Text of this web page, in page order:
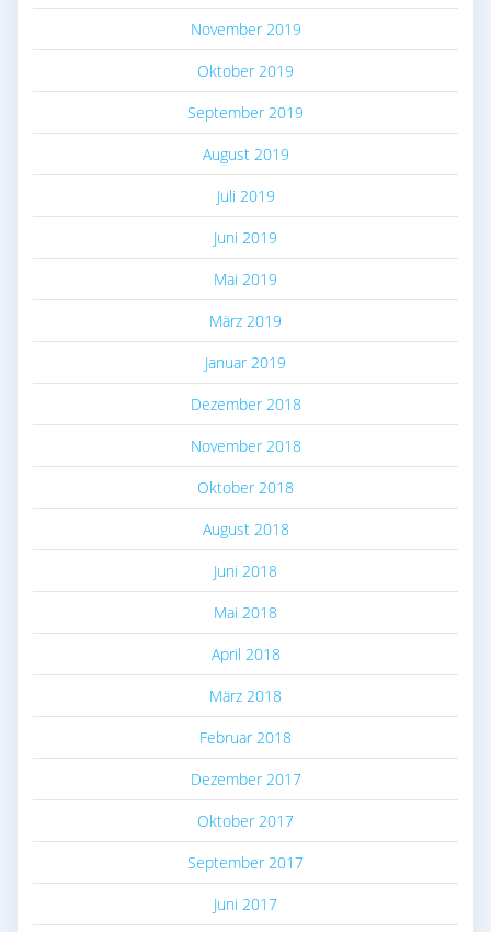
November 2019
Oktober 2019
September 2019
August 2019
Juli 2019
Juni 2019
Mai 2019
März 2019
Januar 2019
Dezember 2018
November 2018
Oktober 2018
August 2018
Juni 2018
Mai 2018
April 2018
März 2018
Februar 2018
Dezember 2017
Oktober 2017
September 2017
Juni 2017